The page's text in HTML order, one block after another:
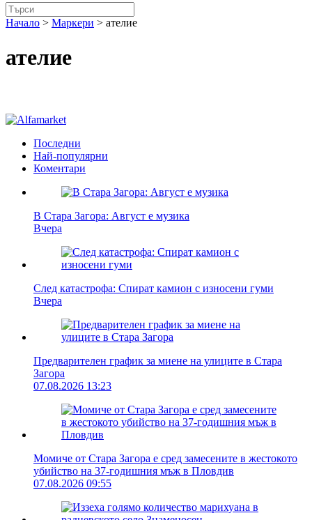
Начало > Маркери > ателие
ателие
Последни
Най-популярни
Коментари
В Стара Загора: Август е музика
Вчера
След катастрофа: Спират камион с износени гуми
Вчера
Предварителен график за миене на улиците в Стара
Загора
07.08.2026 13:23
Момиче от Стара Загора е сред замесените в жестокото
убийство на 37-годишния мъж в Пловдив
07.08.2026 09:55